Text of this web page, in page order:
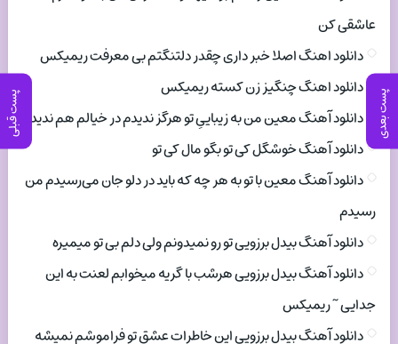
پست بعدی پست قبلی
عاشقی کن
دانلود اهنگ اصلا خبر داری چقدر دلتنگتم بی معرفت ریمیکس
دانلود اهنگ چنگیز زن کسته ریمیکس
دانلود آهنگ معین من به زیباییِ تو هرگز ندیدم در خیالم هم ندیدم
دانلود آهنگ خوشگل کی تو بگو مال کی تو
دانلود آهنگ معین با تو به هر چه که باید در دلو جان می‌رسیدم من
رسیدم
دانلود آهنگ بیدل برزویی تو رو نمیدونم ولی دلم بی تو میمیره
دانلود آهنگ بیدل برزویی هرشب با گریه میخوابم لعنت به این
جدایی ~ ریمیکس
دانلود آهنگ بیدل برزویی این خاطرات عشق تو فراموشم نمیشه